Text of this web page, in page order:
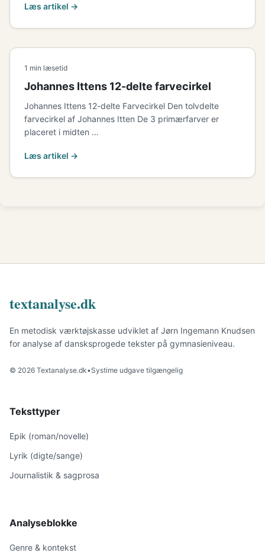
Læs artikel →
1 min læsetid
Johannes Ittens 12-delte farvecirkel
Johannes Ittens 12-delte Farvecirkel Den tolvdelte
farvecirkel af Johannes Itten De 3 primærfarver er
placeret i midten …
Læs artikel →
textanalyse.dk
En metodisk værktøjskasse udviklet af Jørn Ingemann Knudsen
for analyse af dansksprogede tekster på gymnasieniveau.
© 2026 Textanalyse.dk•Systime udgave tilgængelig
Teksttyper
Epik (roman/novelle)
Lyrik (digte/sange)
Journalistik & sagprosa
Analyseblokke
Genre & kontekst